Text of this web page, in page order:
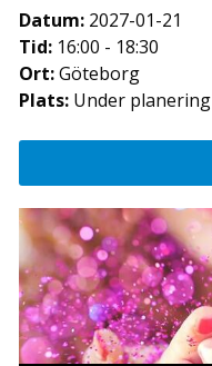
Datum: 2027-01-21
Tid: 16:00 - 18:30
Ort:Göteborg
Plats: Under planering